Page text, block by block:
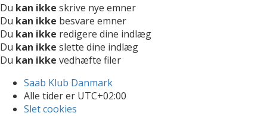
Du kan ikke skrive nye emner
Du kan ikke besvare emner
Du kan ikke redigere dine indlæg
Du kan ikke slette dine indlæg
Du kan ikke vedhæfte filer
Saab Klub Danmark
Alle tider er UTC+02:00
Slet cookies